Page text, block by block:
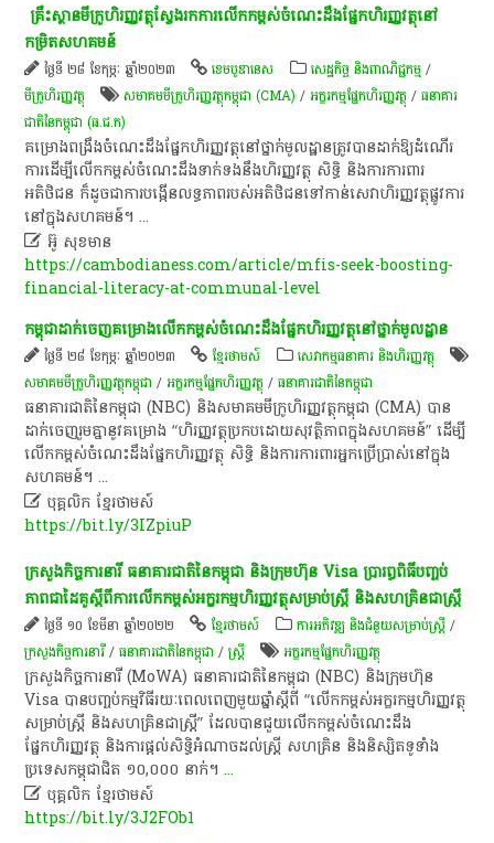
គ្រឹះស្ថានមីក្រូហិរញ្ញវត្ថុស្វែងរកការលើកកម្ពស់ចំណេះដឹងផ្នែកហិរញ្ញវត្ថុនៅ
កម្រិតសហគមន៍
ថ្ងៃទី ២៨ ខែកុម្ភៈ ឆ្នាំ២០២៣ ខេមបូឌានេស សេដ្ឋកិច្ច និងពាណិជ្ជកម្ម /
មីក្រូហិរញ្ញវត្ថុ
សមាគមមីក្រូហិរញ្ញវត្ថុកម្ពុជា (CMA) /​អក្ខរកម្ម​ផ្នែក​ហិរញ្ញវត្ថុ​ /ធនាគារ​
ជាតិ​នៃ​កម្ពុជា (ធ.ជ.ក)
គម្រោងពង្រឹងចំណេះដឹងផ្នែកហិរញ្ញវត្ថុនៅថ្នាក់មូលដ្ឋានត្រូវបានដាក់ឱ្យដំណើរ
ការដើម្បីលើកកម្ពស់ចំណេះដឹងទាក់ទងនឹងហិរញ្ញវត្ថុ សិទ្ធិ និងការការពារ
អតិថិជន ក៏ដូចជាការបង្កើនលទ្ធភាពរបស់អតិថិជនទៅកាន់សេវាហិរញ្ញវត្ថុផ្លូវការ
នៅក្នុងសហគមន៍។...
 អ៊ូ សុខមាន
https://cambodianess.com/article/mfis-seek-boosting-
financial-literacy-at-communal-level
កម្ពុជា​ដាក់​ចេញ​គម្រោង​លើកកម្ពស់​ចំណេះដឹង​ផ្នែក​ហិរញ្ញវត្ថុ​នៅ​ថ្នាក់​មូលដ្ឋាន​
ថ្ងៃទី ២៨ ខែកុម្ភៈ ឆ្នាំ២០២៣ ខ្មែរថាមស៍
សេវាកម្មធនាគារ និងហិរញ្ញវត្ថុ
សមាគម​មីក្រូ​ហិរញ្ញវត្ថុ​កម្ពុជា /​អក្ខរកម្ម​ផ្នែក​ហិរញ្ញវត្ថុ​ /ធនាគារជាតិនៃកម្ពុជា
​ធនាគារជាតិ​នៃ​កម្ពុជា​ (NBC)​ និង​សមាគម​មីក្រូហិរញ្ញវត្ថុ​កម្ពុជា​ (CMA)​ បាន​
ដាក់​ចេញ​រួម​គ្នា​នូវ​គម្រោង​ “​ហិរញ្ញវត្ថុ​ប្រកបដោយ​សុវត្ថិភាព​ក្នុង​សហគមន៍​”​ ដើម្បី​
លើកកម្ពស់​ចំណេះដឹង​ផ្នែក​ហិរញ្ញវត្ថុ​ សិទ្ធិ​ និង​ការ​ការពារ​អ្នក​ប្រើប្រាស់​នៅ​ក្នុង​
សហគមន៍​។​...
 បុគ្គលិក​ ខ្មែរ​ថា​ម​ស៍​
https://bit.ly/3IZpiuP
ក្រសួងកិច្ចការនារី ធនាគារជាតិនៃកម្ពុជា និងក្រុមហ៊ុន Visa ប្រារព្ធពិធីបញ្ចប់
ភាពជាដៃគូស្តីពីការលើកកម្ពស់អក្ខរកម្មហិរញ្ញវត្ថុសម្រាប់ស្ត្រី និងសហគ្រិនជាស្ត្រី
ថ្ងៃទី ១០ ខែមីនា ឆ្នាំ២០២២ ខ្មែរថាមស៍ ការអភិវឌ្ឍ និងជំនួយសម្រាប់ស្ត្រី /
ក្រសួងកិច្ចការនារី/ធនាគារជាតិនៃកម្ពុជា /ស្ត្រី ​អក្ខរកម្ម​ផ្នែក​ហិរញ្ញវត្ថុ​
ក្រសួងកិច្ចការនារី (MoWA) ធនាគារជាតិនៃកម្ពុជា (NBC) និងក្រុមហ៊ុន
Visa បានបញ្ចប់កម្មវិធីរយៈពេលពេញមួយឆ្នាំស្តីពី “លើកកម្ពស់អក្ខរកម្មហិរញ្ញវត្ថុ
សម្រាប់ស្ត្រី និងសហគ្រិនជាស្ត្រី” ដែលបានជួយលើកកម្ពស់ចំណេះដឹង
ផ្នែកហិរញ្ញវត្ថុ និងការផ្តល់សិទ្ធិអំណាចដល់ស្ត្រី សហគ្រិន និងនិស្សិតទូទាំង
ប្រទេសកម្ពុជាជិត ១០,០០០ នាក់។...
 បុគ្គលិក​ ខ្មែរ​ថា​ម​ស៍​
https://bit.ly/3J2FOb1